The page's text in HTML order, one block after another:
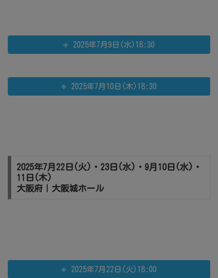
2025年7月9日(水)18:30
2025年7月10日(木)18:30
2025年7月22日(火)・23日(水)・9月10日(水)・
11日(木)
大阪府｜大阪城ホール
2025年7月22日(火)18:00